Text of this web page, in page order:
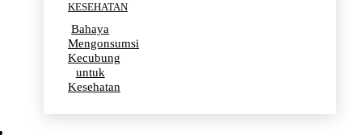
KESEHATAN
Bahaya
Mengonsumsi
Kecubung
untuk
Kesehatan